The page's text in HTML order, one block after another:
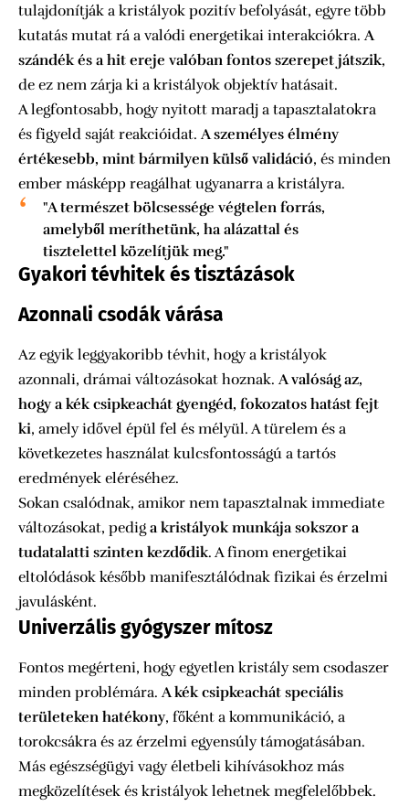
tulajdonítják a kristályok pozitív befolyását, egyre több
kutatás mutat rá a valódi energetikai interakciókra. A
szándék és a hit ereje valóban fontos szerepet játszik,
de ez nem zárja ki a kristályok objektív hatásait.
A legfontosabb, hogy nyitott maradj a tapasztalatokra
és figyeld saját reakcióidat. A személyes élmény
értékesebb, mint bármilyen külső validáció, és minden
ember másképp reagálhat ugyanarra a kristályra.
"A természet bölcsessége végtelen forrás,
amelyből meríthetünk, ha alázattal és
tisztelettel közelítjük meg."
Gyakori tévhitek és tisztázások
Azonnali csodák várása
Az egyik leggyakoribb tévhit, hogy a kristályok
azonnali, drámai változásokat hoznak. A valóság az,
hogy a kék csipkeachát gyengéd, fokozatos hatást fejt
ki, amely idővel épül fel és mélyül. A türelem és a
következetes használat kulcsfontosságú a tartós
eredmények eléréséhez.
Sokan csalódnak, amikor nem tapasztalnak immediate
változásokat, pediga kristályok munkája sokszor a
tudatalatti szinten kezdődik. A finom energetikai
eltolódások később manifesztálódnak fizikai és érzelmi
javulásként.
Univerzális gyógyszer mítosz
Fontos megérteni, hogy egyetlen kristály sem csodaszer
minden problémára. A kék csipkeachát speciális
területeken hatékony, főként a kommunikáció, a
torokcsákra és az érzelmi egyensúly támogatásában.
Más egészségügyi vagy életbeli kihívásokhoz más
megközelítések és kristályok lehetnek megfelelőbbek.